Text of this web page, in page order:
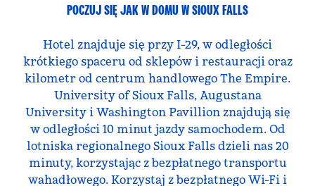
POCZUJ SIĘ JAK W DOMU W SIOUX FALLS
Hotel znajduje się przy I-29, w odległości
krótkiego spaceru od sklepów i restauracji oraz
kilometr od centrum handlowego The Empire.
University of Sioux Falls, Augustana
University i Washington Pavillion znajdują się
w odległości 10 minut jazdy samochodem. Od
lotniska regionalnego Sioux Falls dzieli nas 20
minuty, korzystając z bezpłatnego transportu
wahadłowego. Korzystaj z bezpłatnego Wi-Fi i